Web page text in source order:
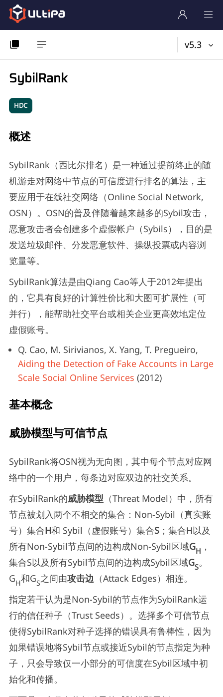
v5.3
SybilRank
HDC
概述
SybilRank（西比尔排名）是一种通过提前终止的随
机游走对网络中节点的可信度进行排名的算法，主
要应用于在线社交网络（Online Social Network,
OSN）。OSN的普及伴随着越来越多的Sybil攻击，
恶意攻击者会创建多个虚假帐户（Sybils），目的是
发送垃圾邮件、分发恶意软件、操纵投票或内容浏
览量等。
SybilRank算法是由Qiang Cao等人于2012年提出
的，它具有良好的计算性价比和大图可扩展性（可
并行），能帮助社交平台或相关企业更高效地定位
虚假账号。
Q. Cao, M. Sirivianos, X. Yang, T. Pregueiro,
Aiding the Detection of Fake Accounts in Large
Scale Social Online Services (2012)
基本概念
威胁模型与可信节点
SybilRank将OSN视为无向图，其中每个节点对应网
络中的一个用户，每条边对应双边的社交关系。
在SybilRank的威胁模型 （Threat Model）中，所有
节点被划入两个不相交的集合：Non-Sybil（真实账
号）集合H和 Sybil（虚假账号）集合S；集合H以及
所有Non-Sybil节点间的边构成Non-Sybil区域GH ，
集合S以及所有Sybil节点间的边构成Sybil区域GS。
GH和GS之间由攻击边 （Attack Edges）相连。
指定若干认为是Non-Sybil的节点作为SybilRank运
行的信任种子（Trust Seeds）。选择多个可信节点
使得SybilRank对种子选择的错误具有鲁棒性，因为
如果错误地将Sybil节点或接近Sybil的节点指定为种
子，只会导致仅一小部分的可信度在Sybil区域中初
始化和传播。